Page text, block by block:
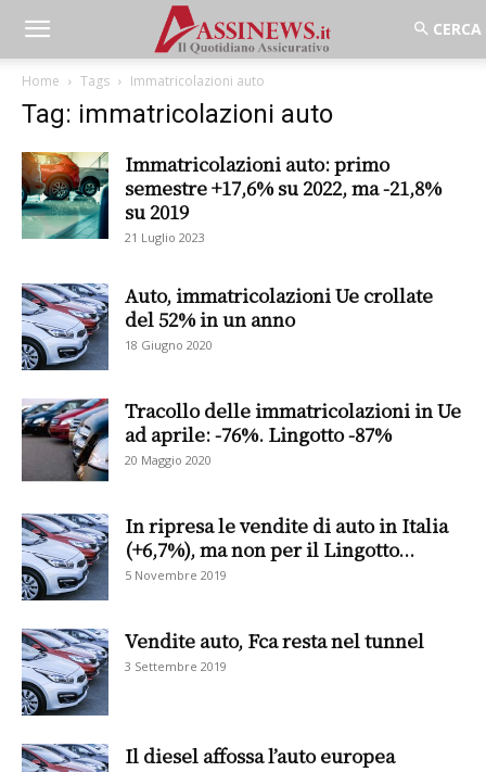
Home Tags Immatricolazioni auto
Tag: immatricolazioni auto
Immatricolazioni auto: primo
semestre +17,6% su 2022, ma -21,8%
su 2019
21 Luglio 2023
Auto, immatricolazioni Ue crollate
del 52% in un anno
18 Giugno 2020
Tracollo delle immatricolazioni in Ue
ad aprile: -76%. Lingotto -87%
20 Maggio 2020
In ripresa le vendite di auto in Italia
(+6,7%), ma non per il Lingotto...
5 Novembre 2019
Vendite auto, Fca resta nel tunnel
3 Settembre 2019
Il diesel affossa l’auto europea